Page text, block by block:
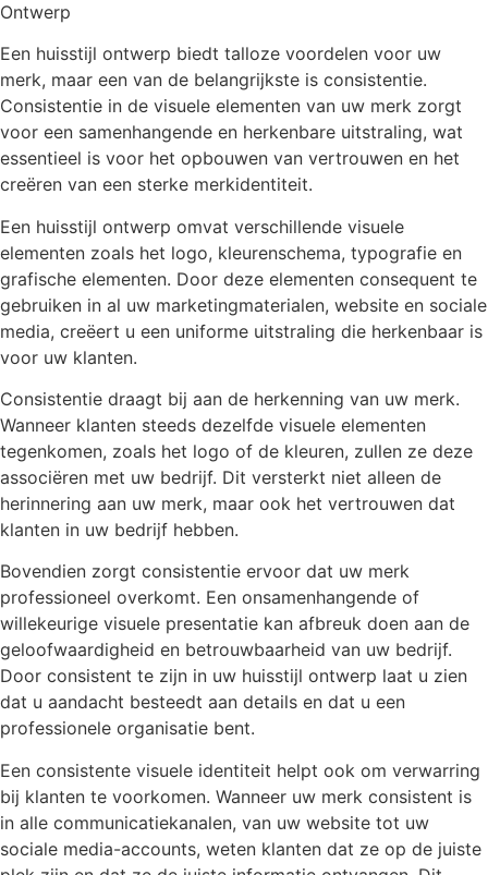
Ontwerp
Een huisstijl ontwerp biedt talloze voordelen voor uw
merk, maar een van de belangrijkste is consistentie.
Consistentie in de visuele elementen van uw merk zorgt
voor een samenhangende en herkenbare uitstraling, wat
essentieel is voor het opbouwen van vertrouwen en het
creëren van een sterke merkidentiteit.
Een huisstijl ontwerp omvat verschillende visuele
elementen zoals het logo, kleurenschema, typografie en
grafische elementen. Door deze elementen consequent te
gebruiken in al uw marketingmaterialen, website en sociale
media, creëert u een uniforme uitstraling die herkenbaar is
voor uw klanten.
Consistentie draagt bij aan de herkenning van uw merk.
Wanneer klanten steeds dezelfde visuele elementen
tegenkomen, zoals het logo of de kleuren, zullen ze deze
associëren met uw bedrijf. Dit versterkt niet alleen de
herinnering aan uw merk, maar ook het vertrouwen dat
klanten in uw bedrijf hebben.
Bovendien zorgt consistentie ervoor dat uw merk
professioneel overkomt. Een onsamenhangende of
willekeurige visuele presentatie kan afbreuk doen aan de
geloofwaardigheid en betrouwbaarheid van uw bedrijf.
Door consistent te zijn in uw huisstijl ontwerp laat u zien
dat u aandacht besteedt aan details en dat u een
professionele organisatie bent.
Een consistente visuele identiteit helpt ook om verwarring
bij klanten te voorkomen. Wanneer uw merk consistent is
in alle communicatiekanalen, van uw website tot uw
sociale media-accounts, weten klanten dat ze op de juiste